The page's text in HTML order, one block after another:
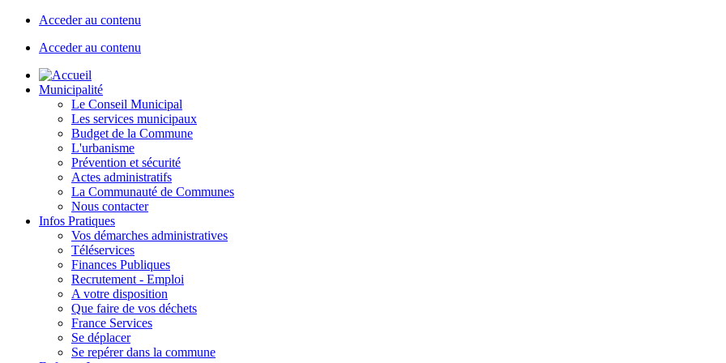
Acceder au contenu
Acceder au contenu
Municipalité
Le Conseil Municipal
Les services municipaux
Budget de la Commune
L'urbanisme
Prévention et sécurité
Actes administratifs
La Communauté de Communes
Nous contacter
Infos Pratiques
Vos démarches administratives
Téléservices
Finances Publiques
Recrutement - Emploi
A votre disposition
Que faire de vos déchets
France Services
Se déplacer
Se repérer dans la commune